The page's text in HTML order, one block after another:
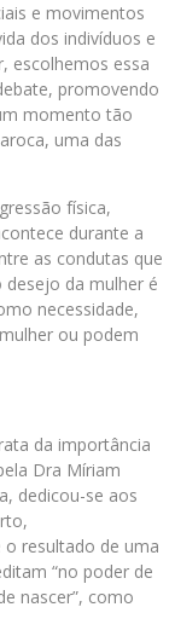
e movimentos
dos indivíduos e
escolhemos essa
promovendo
momento tão
uma das
física,
durante a
as condutas que
da mulher é
necessidade,
ou podem
da importância
Dra Míriam
dedicou-se aos
o resultado de uma
“no poder de
nascer”, como